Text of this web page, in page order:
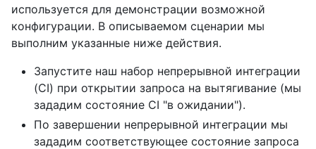
используется для демонстрации возможной
конфигурации. В описываемом сценарии мы
выполним указанные ниже действия.
Запустите наш набор непрерывной интеграции
(CI) при открытии запроса на вытягивание (мы
зададим состояние CI "в ожидании").
По завершении непрерывной интеграции мы
зададим соответствующее состояние запроса